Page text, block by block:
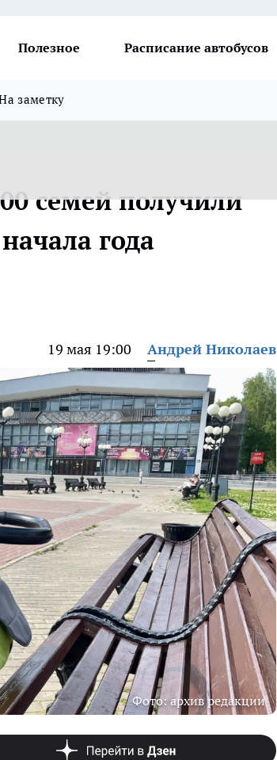
Полезное Расписание автобусов
заметку
семей получили
года
19 мая 19:00 Андрей Николаев
Фото: архив редакции